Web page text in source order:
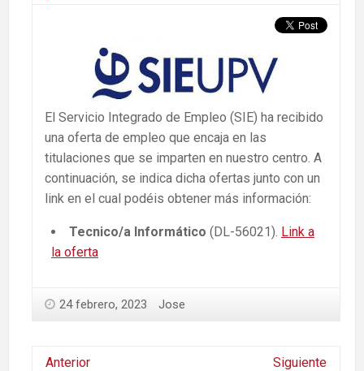
El Servicio Integrado de Empleo (SIE) ha recibido
una oferta de empleo que encaja en las
titulaciones que se imparten en nuestro centro. A
continuación, se indica dicha ofertas junto con un
link en el cual podéis obtener más información:
Tecnico/a Informático (DL-56021). Link a
la oferta
24 febrero, 2023 Jose
Anterior Siguiente